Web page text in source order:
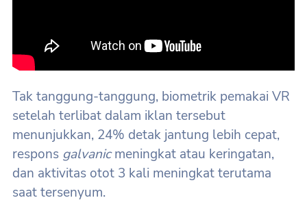
Tak tanggung-tanggung, biometrik pemakai VR
setelah terlibat dalam iklan tersebut
menunjukkan, 24% detak jantung lebih cepat,
respons galvanicmeningkat atau keringatan,
dan aktivitas otot 3 kali meningkat terutama
saat tersenyum.